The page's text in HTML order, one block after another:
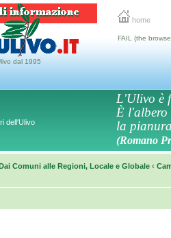
home
dal 1995
FAIL (the
dell'Ulivo
L'Ulivo è
È l'albero
la
(Romano
Comuni alle Regioni, Locale e Globale ‹